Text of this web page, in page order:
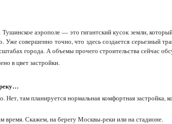
аэрополе — это гигантский кусок земли,
Уже совершенно точно, что здесь создается серьезный
города. А объемы прочего строительства сейчас
в цвет застройки.
там планируется нормальная комфортная застройка,
время. Скажем, на берегу Москвы-реки или на стадионе.